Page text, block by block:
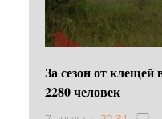
За сезон от клещей
2280 человек